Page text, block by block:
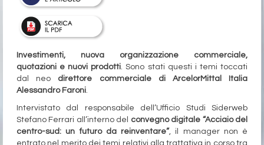
Investimenti, nuova organizzazione commerciale,
quotazioni e nuovi prodotti. Sono stati questi i temi toccati
dal neo direttore commerciale di ArcelorMittal Italia
Alessandro Faroni.
Intervistato dal responsabile dell’Ufficio Studi Siderweb
Stefano Ferrari all’interno del convegno digitale “Acciaio del
centro-sud: un futuro da reinventare”, il manager non è
entrato nel merito dei temi relativi alla trattativa in corso tra